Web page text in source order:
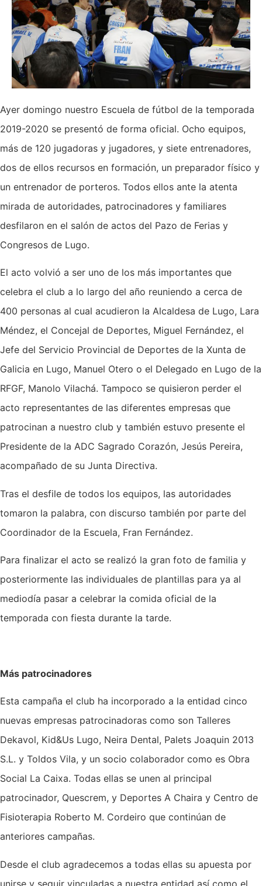
Ayer domingo nuestro Escuela de fútbol de la temporada
2019-2020 se presentó de forma oficial. Ocho equipos,
más de 120 jugadoras y jugadores, y siete entrenadores,
dos de ellos recursos en formación, un preparador físico y
un entrenador de porteros. Todos ellos ante la atenta
mirada de autoridades, patrocinadores y familiares
desfilaron en el salón de actos del Pazo de Ferias y
Congresos de Lugo.
El acto volvió a ser uno de los más importantes que
celebra el club a lo largo del año reuniendo a cerca de
400 personas al cual acudieron la Alcaldesa de Lugo, Lara
Méndez, el Concejal de Deportes, Miguel Fernández, el
Jefe del Servicio Provincial de Deportes de la Xunta de
Galicia en Lugo, Manuel Otero o el Delegado en Lugo de la
RFGF, Manolo Vilachá. Tampoco se quisieron perder el
acto representantes de las diferentes empresas que
patrocinan a nuestro club y también estuvo presente el
Presidente de la ADC Sagrado Corazón, Jesús Pereira,
acompañado de su Junta Directiva.
Tras el desfile de todos los equipos, las autoridades
tomaron la palabra, con discurso también por parte del
Coordinador de la Escuela, Fran Fernández.
Para finalizar el acto se realizó la gran foto de familia y
posteriormente las individuales de plantillas para ya al
mediodía pasar a celebrar la comida oficial de la
temporada con fiesta durante la tarde.
Más patrocinadores
Esta campaña el club ha incorporado a la entidad cinco
nuevas empresas patrocinadoras como son Talleres
Dekavol, Kid&Us Lugo, Neira Dental, Palets Joaquin 2013
S.L. y Toldos Vila, y un socio colaborador como es Obra
Social La Caixa. Todas ellas se unen al principal
patrocinador, Quescrem, y Deportes A Chaira y Centro de
Fisioterapia Roberto M. Cordeiro que continúan de
anteriores campañas.
Desde el club agradecemos a todas ellas su apuesta por
unirse y seguir vinculadas a nuestra entidad así como el